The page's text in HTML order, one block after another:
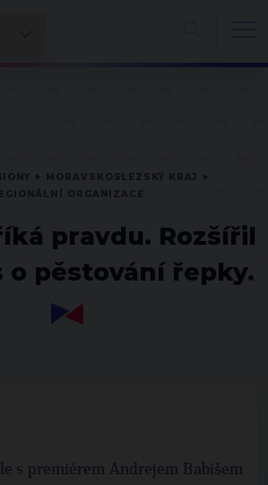
pravdu. Rozšířil
o pěstování řepky.
s premiérem Andrejem Babišem